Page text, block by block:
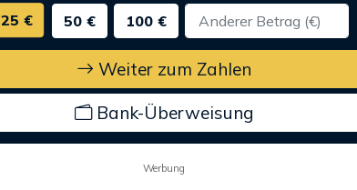
25 € 50 € 100 €
Weiter zum Zahlen
Bank-Überweisung
Werbung